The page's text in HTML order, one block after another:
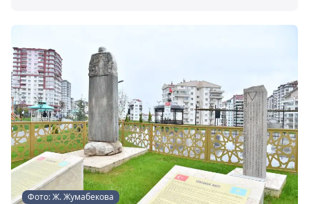
Фото: Ж. Жумабекова